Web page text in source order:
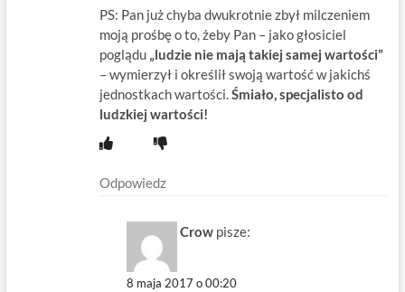
PS: Pan już chyba dwukrotnie zbył milczeniem
moją prośbę o to, żeby Pan – jako głosiciel
poglądu „ludzie nie mają takiej samej wartości”
– wymierzył i określił swoją wartość w jakichś
jednostkach wartości.Śmiało, specjalisto od
ludzkiej wartości!
Odpowiedz
Crow pisze:
8 maja 2017 o 00:20